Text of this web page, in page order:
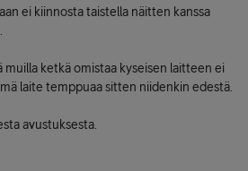
ei kiinnosta taistella näitten kanssa
muilla ketkä omistaa kyseisen laitteen ei
laite temppuaa sitten niidenkin edestä.
avustuksesta.